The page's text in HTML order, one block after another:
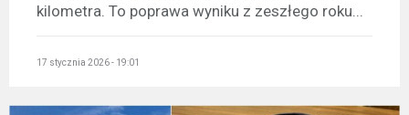
kilometra. To poprawa wyniku z zeszłego roku...
17 stycznia 2026 - 19:01